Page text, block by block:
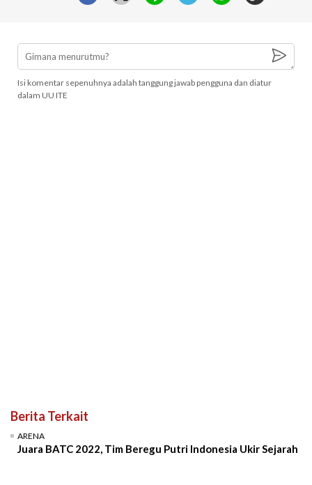
Isi komentar sepenuhnya adalah tanggung jawab pengguna dan diatur
dalam UU ITE
Berita Terkait
ARENA
Juara BATC 2022, Tim Beregu Putri Indonesia Ukir Sejarah